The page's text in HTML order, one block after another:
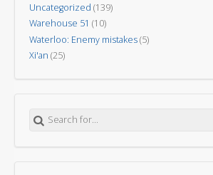
Uncategorized (139)
Warehouse 51 (10)
Waterloo: Enemy mistakes(5)
Xi'an (25)